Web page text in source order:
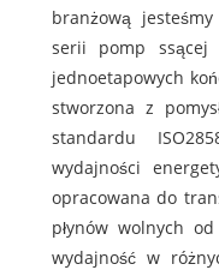
branżową
serii pomp
jednoetapowych
stworzona z
standardu
wydajności
opracowana do
płynów wolnych
wydajność w